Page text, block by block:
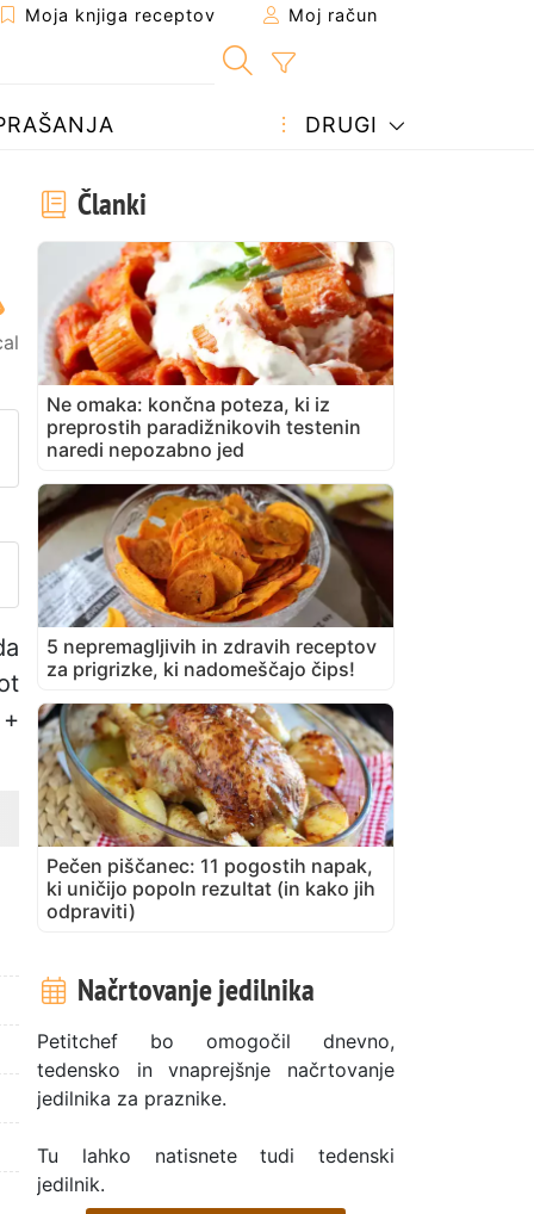
Moja knjiga receptov Moj račun
DRUGI
vprašanje avtorju
svojo fotografijo tega
Članki
Ne omaka: končna poteza, ki iz
preprostih paradižnikovih testenin
naredi nepozabno jed
5 nepremagljivih in zdravih receptov
za prigrizke, ki nadomeščajo čips!
Pečen piščanec: 11 pogostih napak,
ki uničijo popoln rezultat (in kako jih
odpraviti)
Načrtovanje jedilnika
Petitchef bo omogočil dnevno,
tedensko in vnaprejšnje načrtovanje
jedilnika za praznike.
Tu lahko natisnete tudi tedenski
jedilnik.